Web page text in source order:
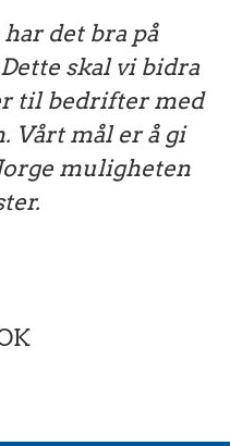
det bra på
skal vi bidra
til bedrifter med
Vårt mål er å gi
muligheten